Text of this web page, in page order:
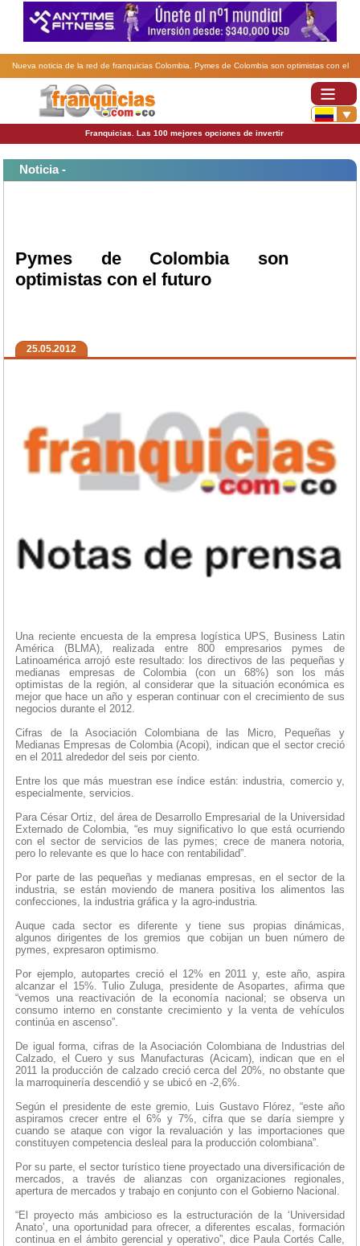
Nueva noticia de la red de franquicias Colombia. Pymes de Colombia son optimistas con el
Franquicias. Las 100 mejores opciones de invertir
Noticia -
Pymes de Colombia son
optimistas con el futuro
25.05.2012
Una reciente encuesta de la empresa logística UPS, Business Latin
América (BLMA), realizada entre 800 empresarios pymes de
Latinoamérica arrojó este resultado: los directivos de las pequeñas y
medianas empresas de Colombia (con un 68%) son los más
optimistas de la región, al considerar que la situación económica es
mejor que hace un año y esperan continuar con el crecimiento de sus
negocios durante el 2012.
Cifras de la Asociación Colombiana de las Micro, Pequeñas y
Medianas Empresas de Colombia (Acopi), indican que el sector creció
en el 2011 alrededor del seis por ciento.
Entre los que más muestran ese índice están: industria, comercio y,
especialmente, servicios.
Para César Ortiz, del área de Desarrollo Empresarial de la Universidad
Externado de Colombia, “es muy significativo lo que está ocurriendo
con el sector de servicios de las pymes; crece de manera notoria,
pero lo relevante es que lo hace con rentabilidad”.
Por parte de las pequeñas y medianas empresas, en el sector de la
industria, se están moviendo de manera positiva los alimentos las
confecciones, la industria gráfica y la agro-industria.
Auque cada sector es diferente y tiene sus propias dinámicas,
algunos dirigentes de los gremios que cobijan un buen número de
pymes, expresaron optimismo.
Por ejemplo, autopartes creció el 12% en 2011 y, este año, aspira
alcanzar el 15%. Tulio Zuluga, presidente de Asopartes, afirma que
“vemos una reactivación de la economía nacional; se observa un
consumo interno en constante crecimiento y la venta de vehículos
continúa en ascenso”.
De igual forma, cifras de la Asociación Colombiana de Industrias del
Calzado, el Cuero y sus Manufacturas (Acicam), indican que en el
2011 la producción de calzado creció cerca del 20%, no obstante que
la marroquinería descendió y se ubicó en -2,6%.
Según el presidente de este gremio, Luis Gustavo Flórez, “este año
aspiramos crecer entre el 6% y 7%, cifra que se daría siempre y
cuando se ataque con vigor la revaluación y las importaciones que
constituyen competencia desleal para la producción colombiana”.
Por su parte, el sector turístico tiene proyectado una diversificación de
mercados, a través de alianzas con organizaciones regionales,
apertura de mercados y trabajo en conjunto con el Gobierno Nacional.
“El proyecto más ambicioso es la estructuración de la ‘Universidad
Anato’, una oportunidad para ofrecer, a diferentes escalas, formación
continua en el ámbito gerencial y operativo”, dice Paula Cortés Calle,